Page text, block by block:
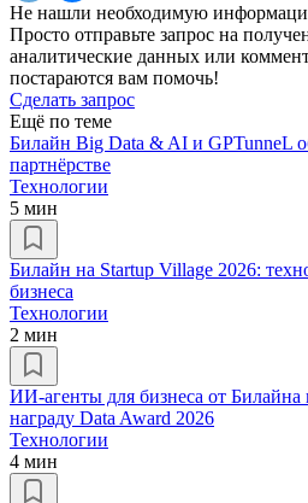
Не нашли необходимую
Просто отправьте запрос на
аналитические данных или
постараются вам помочь!
Сделать запрос
Ещё по теме
Билайн Big Data & AI и GPTunneL
партнёрстве
Технологии
5 мин
Билайн на Startup Village 2026:
бизнеса
Технологии
2 мин
ИИ-агенты для бизнеса от Билайна
награду Data Award 2026
Технологии
4 мин